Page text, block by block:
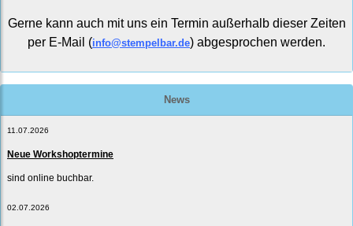
Gerne kann auch mit uns ein Termin außerhalb dieser Zeiten
per E-Mail (info@stempelbar.de) abgesprochen werden.
News
11.07.2026
Neue Workshoptermine
sind online buchbar.
02.07.2026